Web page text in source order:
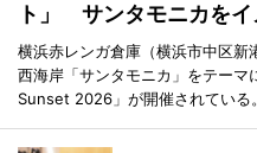
ト」 サンタモニカを
横浜赤レンガ倉庫（横浜市中区新
西海岸「サンタモニカ」をテー
Sunset 2026」が開催されている。